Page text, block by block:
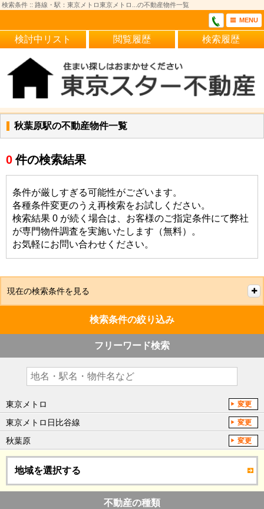
検索条件 :: 路線・駅：東京メトロ東京メトロ...の不動産物件一覧
MENU
検討中リスト 閲覧履歴 検索履歴
秋葉原駅の不動産物件一覧
0 件の検索結果
条件が厳しすぎる可能性がございます。
各種条件変更のうえ再検索をお試しください。
検索結果 0 が続く場合は、お客様のご指定条件にて弊社
が専門物件調査を実施いたします（無料）。
お気軽にお問い合わせください。
現在の検索条件を見る
検索条件の絞り込み
フリーワード検索
東京メトロ 変更
東京メトロ日比谷線 変更
秋葉原 変更
地域を選択する
不動産の種類